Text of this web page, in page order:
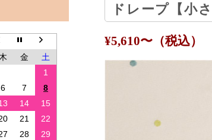
ドレープ【小
¥5,610〜（税込）
木 金
土
1
6 7
8
14
15
21
22
28
29